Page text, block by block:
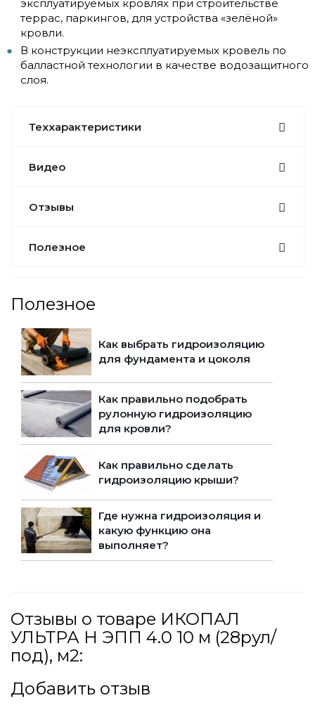
эксплуатируемых кровлях при строительстве
террас, паркингов, для устройства «зелёной»
кровли.
В конструкции неэксплуатируемых кровель по
балластной технологии в качестве водозащитного
слоя.
Теххарактеристики
Видео
Отзывы
Полезное
Полезное
Как выбрать гидроизоляцию
для фундамента и цоколя
Как правильно подобрать
рулонную гидроизоляцию
для кровли?
Как правильно сделать
гидроизоляцию крыши?
Где нужна гидроизоляция и
какую функцию она
выполняет?
Отзывы о товаре ИКОПАЛ
УЛЬТРА Н ЭПП 4.0 10 м (28рул/
под), м2:
Добавить отзыв